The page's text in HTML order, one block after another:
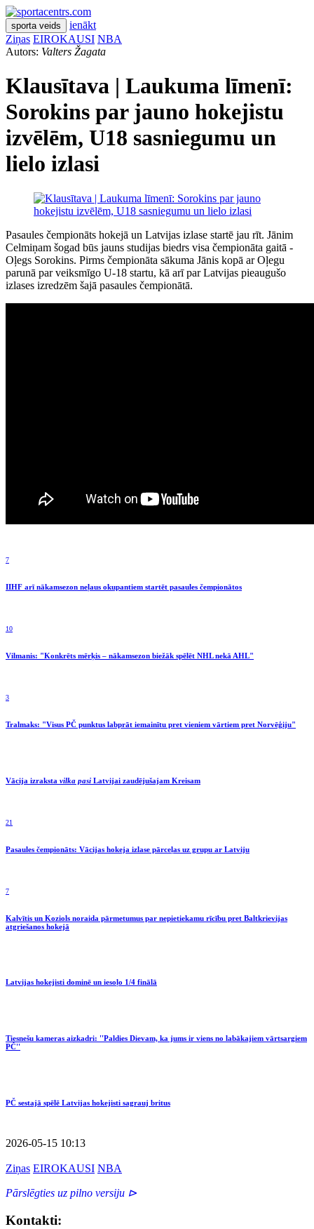
sporta veids
ienākt
Ziņas EIROKAUSI NBA
Autors: Valters Žagata
Klausītava | Laukuma līmenī:
Sorokins par jauno hokejistu
izvēlēm, U18 sasniegumu un
lielo izlasi
Pasaules čempionāts hokejā un Latvijas izlase startē jau rīt. Jānim
Celmiņam šogad būs jauns studijas biedrs visa čempionāta gaitā -
Oļegs Sorokins. Pirms čempionāta sākuma Jānis kopā ar Oļegu
parunā par veiksmīgo U-18 startu, kā arī par Latvijas pieaugušo
izlases izredzēm šajā pasaules čempionātā.
7
IIHF arī nākamsezon neļaus okupantiem startēt pasaules čempionātos
10
Vilmanis: "Konkrēts mērķis – nākamsezon biežāk spēlēt NHL nekā AHL"
3
Tralmaks: "Visus PČ punktus labprāt iemainītu pret vieniem vārtiem pret Norvēģiju"
Vācija izraksta vilka pasi Latvijai zaudējušajam Kreisam
21
Pasaules čempionāts: Vācijas hokeja izlase pārceļas uz grupu ar Latviju
7
Kalvītis un Koziols noraida pārmetumus par nepietiekamu rīcību pret Baltkrievijas
atgriešanos hokejā
Latvijas hokejisti dominē un iesoļo 1/4 finālā
Tiesnešu kameras aizkadri: ''Paldies Dievam, ka jums ir viens no labākajiem vārtsargiem
PČ''
PČ sestajā spēlē Latvijas hokejisti sagrauj britus
2026-05-15 10:13
Ziņas EIROKAUSI NBA
Pārslēgties uz pilno versiju ⊳
Kontakti: